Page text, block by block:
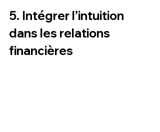
5. Intégrer l’intuition
dans les relations
financières